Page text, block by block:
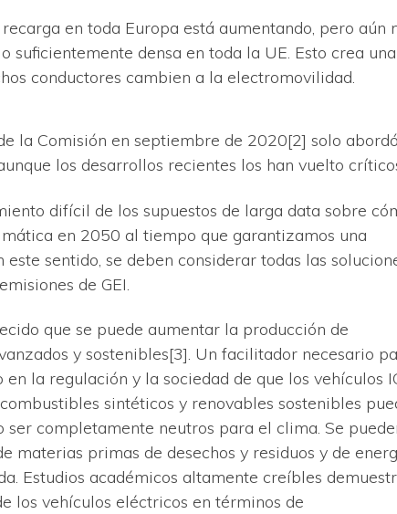
en toda Europa está aumentando, pero aún
suficientemente densa en toda la UE. Esto crea una
conductores cambien a la electromovilidad.
la Comisión en septiembre de 2020[2] solo
los desarrollos recientes los han vuelto
difícil de los supuestos de larga data sobre
en 2050 al tiempo que garantizamos una
sentido, se deben considerar todas las
de GEI.
que se puede aumentar la producción de
y sostenibles[3]. Un facilitador necesario
la regulación y la sociedad de que los vehículos
sintéticos y renovables sostenibles
completamente neutros para el clima. Se
materias primas de desechos y residuos y de
Estudios académicos altamente creíbles
los vehículos eléctricos en términos de